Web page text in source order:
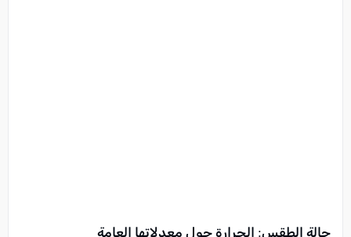
حالة الطقس: الحرارة حول معدلاتها العامة